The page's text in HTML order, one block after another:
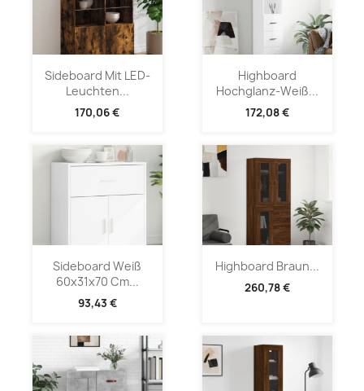
Sideboard Mit LED-
Leuchten...
170,06 €
Highboard
Hochglanz-Weiß...
172,08 €
Sideboard Weiß
60x31x70 Cm...
93,43 €
Highboard Braun...
260,78 €